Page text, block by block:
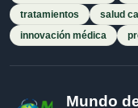
tratamientos
salud
innovación médica
Mundo